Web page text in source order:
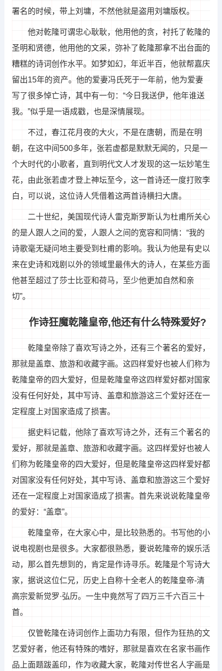
署名的时候，带上刘墉，不然他就是盗用刘墉版权。
他对乾隆可谓忠心耿耿，他用他的贪，衬托了乾隆的
圣明和贤德，他用他的文采，弥补了乾隆那拿不出台面的
糟糕的诗词创作水平。如梦如幻，年近半百，他就帮嘉庆
留出15年的资产。他的爱妻冯氏死于一年前，他为爱妻
写了很多悼亡诗，其中有一句：“今日我送伊，他年谁送
我。”似乎是一语成戳，也是深情展现。
不过，春江花月夜的大火，不是在唐朝，而是在明
朝，在这中间500多年，张若虚都是默默无闻的，只是一
个大时代的小歌者，直到明代文人才发现的这一坛妙笔生
花，由此张若虚才登上神坛至今，这一首诗还一度打败李
白，可以说，这位诗人凭借着这两首诗横扫大唐。
二十世纪，美国现代诗人雷克斯罗斯认为杜甫所关心
的是人跟人之间的爱，人跟人之间的宽容和同情：“我的
诗歌毫无疑问地主要受到杜甫的影响。我认为他是有史以
来在史诗和戏剧以外的领域里最伟大的诗人，在某些方面
他甚至超过了莎士比亚和荷马，至少他更加自然和亲
切”。
作诗狂魔乾隆皇帝,他还有什么特殊爱好?
乾隆皇帝除了喜欢写诗之外，还有三个著名的爱好，
那就是盖章、旅游和收藏字画。这四样爱好也被人们称为
乾隆皇帝的四大爱好，但是乾隆皇帝这四样爱好都对国家
没有任何好处，其中写诗、盖章和旅游这三个爱好还在一
定程度上对国家造成了损害。
据史料记载，他除了喜欢写诗之外，还有三个著名的
爱好，那就是盖章、旅游和收藏字画。这四样爱好也被人
们称为乾隆皇帝的四大爱好，但是乾隆皇帝这四样爱好都
对国家没有任何好处，其中写诗、盖章和旅游这三个爱好
还在一定程度上对国家造成了损害。首先来说说乾隆皇帝
的爱好：“盖章”。
乾隆皇帝，在大家心中，是比较熟悉的。书写他的小
说电视剧也是很多。大家都很熟悉，要说乾隆帝的娱乐活
动，那么首先想到的，肯定是作诗寻乐。乾隆是个写诗大
家，据说这位仁兄，历史上自称十全老人的乾隆皇帝-清
高宗爱新觉罗·弘历。一生中竟然写了四万三千六百三十
首。
仅管乾隆在诗词创作上面功力有限，但作为狂热的文
艺爱好者，他还有特殊的嗜好，那就是喜欢在名家书画作
品上面题跋盖印，作为收藏大家，乾隆对传世名人字画是